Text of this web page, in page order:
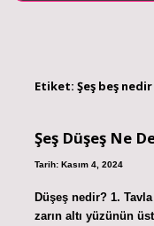
Etiket: Şeş beş nedir
Şeş Düşeş Ne
Tarih: Kasım 4, 2024
Düşeş nedir? 1.
zarın altı yüzünün